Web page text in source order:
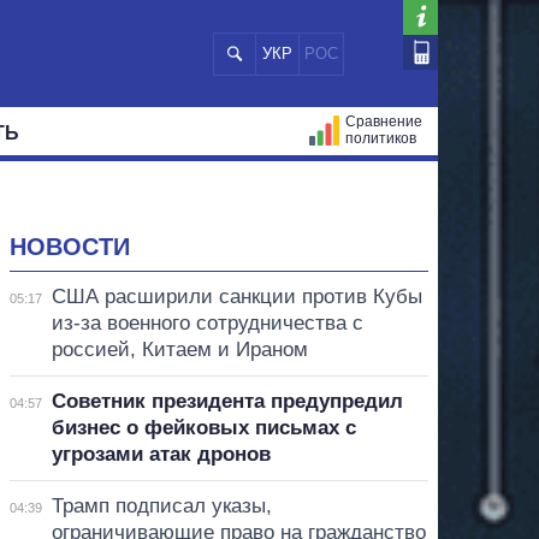
УКР РОС
Сравнение
политиков
НОВОСТИ
05:17
США расширили санкции против Кубы
из-за военного сотрудничества с
россией, Китаем и Ираном
04:57
Советник президента предупредил
бизнес о фейковых письмах с
угрозами атак дронов
04:39
Трамп подписал указы,
ограничивающие право на гражданство